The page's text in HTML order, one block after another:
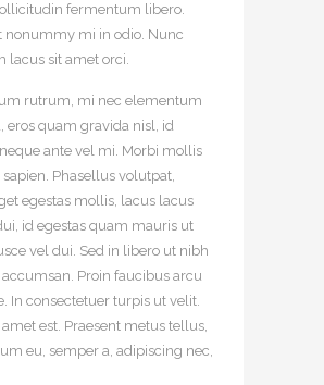
fermentum libero.
nonummy mi in odio. Nunc
lacus sit amet orci.
rutrum, mi nec elementum
eros quam gravida nisl, id
ante vel mi. Morbi mollis
Phasellus volutpat,
egestas mollis, lacus lacus
id egestas quam mauris ut
vel dui. Sed in libero ut nibh
Proin faucibus arcu
In consectetuer turpis ut velit.
est. Praesent metus tellus,
eu, semper a, adipiscing nec,